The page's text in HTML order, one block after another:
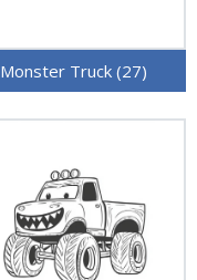
Monster Truck (27)